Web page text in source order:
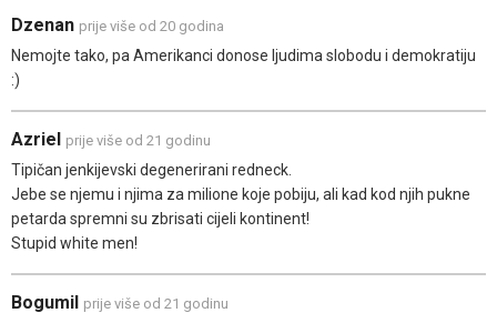
Dzenan prije više od 20 godina
Nemojte tako, pa Amerikanci donose ljudima slobodu i demokratiju
:)
Azriel prije više od 21 godinu
Tipičan jenkijevski degenerirani redneck.
Jebe se njemu i njima za milione koje pobiju, ali kad kod njih pukne
petarda spremni su zbrisati cijeli kontinent!
Stupid white men!
Bogumil prije više od 21 godinu